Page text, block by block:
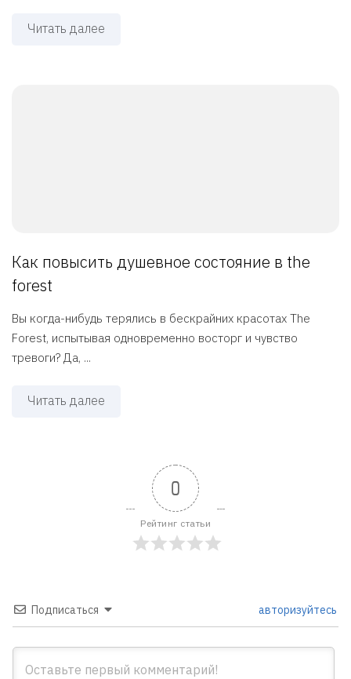
Читать далее
Как повысить душевное состояние в the
forest
Вы когда-нибудь терялись в бескрайних красотах The
Forest, испытывая одновременно восторг и чувство
тревоги? Да, ...
Читать далее
0
Рейтинг статьи
Подписаться авторизуйтесь